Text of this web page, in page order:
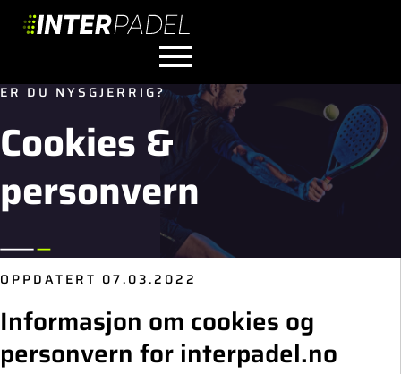
ER DU NYSGJERRIG?
Cookies &
personvern
OPPDATERT 07.03.2022
Informasjon om cookies og
personvern for interpadel.no